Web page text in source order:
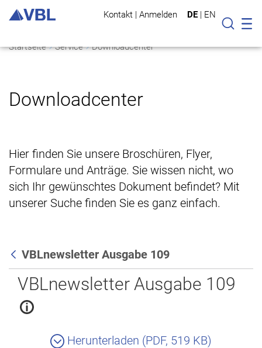
Kontakt | Anmelden DE | EN
Suche
Startseite Service Downloadcenter
Downloadcenter
Hier finden Sie unsere Broschüren, Flyer,
Formulare und Anträge. Sie wissen nicht, wo
sich Ihr gewünschtes Dokument befindet? Mit
unserer Suche finden Sie es ganz einfach.
Zurück
VBLnewsletter Ausgabe 109
VBLnewsletter Ausgabe 109
Herunterladen (PDF, 519 KB)